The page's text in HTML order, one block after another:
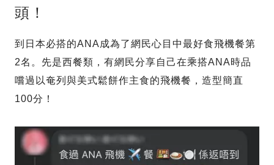
頭！
到日本必搭的ANA成為了網民心目中最好食飛機餐第
2名。先是西餐類，有網民分享自己在乘搭ANA時品
嚐過以奄列與美式鬆餅作主食的飛機餐，造型簡直
100分！